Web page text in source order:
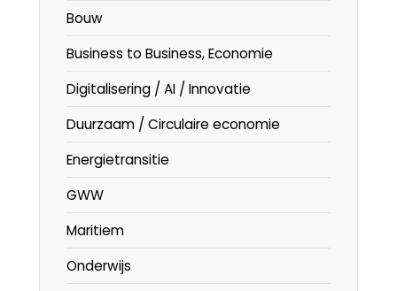
Bouw
Business to Business, Economie
Digitalisering / AI / Innovatie
Duurzaam / Circulaire economie
Energietransitie
GWW
Maritiem
Onderwijs